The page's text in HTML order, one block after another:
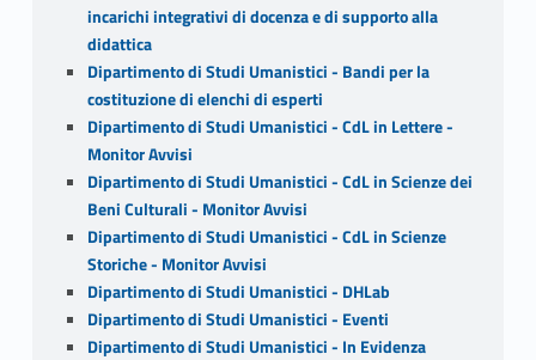
incarichi integrativi di docenza e di supporto alla
didattica
Dipartimento di Studi Umanistici - Bandi per la
costituzione di elenchi di esperti
Dipartimento di Studi Umanistici - CdL in Lettere -
Monitor Avvisi
Dipartimento di Studi Umanistici - CdL in Scienze dei
Beni Culturali - Monitor Avvisi
Dipartimento di Studi Umanistici - CdL in Scienze
Storiche - Monitor Avvisi
Dipartimento di Studi Umanistici - DHLab
Dipartimento di Studi Umanistici - Eventi
Dipartimento di Studi Umanistici - In Evidenza